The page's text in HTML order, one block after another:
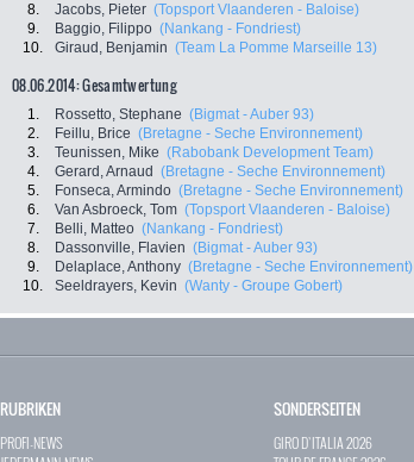
8.
Jacobs, Pieter (Topsport Vlaanderen - Baloise)
9.
Baggio, Filippo (Nankang - Fondriest)
10.
Giraud, Benjamin (Team La Pomme Marseille 13)
08.06.2014: Gesamtwertung
1. Rossetto, Stephane (Bigmat - Auber 93)
2.
Feillu, Brice (Bretagne - Seche Environnement)
3.
Teunissen, Mike (Rabobank Development Team)
4.
Gerard, Arnaud (Bretagne - Seche Environnement)
5.
Fonseca, Armindo (Bretagne - Seche Environnement)
6.
Van Asbroeck, Tom (Topsport Vlaanderen - Baloise)
7.
Belli, Matteo (Nankang - Fondriest)
8.
Dassonville, Flavien (Bigmat - Auber 93)
9.
Delaplace, Anthony (Bretagne - Seche Environnement)
10.
Seeldrayers, Kevin (Wanty - Groupe Gobert)
RUBRIKEN
PROFI-NEWS
SONDERSEITEN
GIRO D`ITALIA 2026